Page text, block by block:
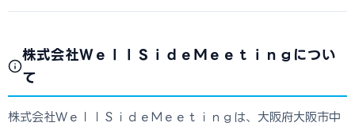
株式会社ＷｅｌｌＳｉｄｅＭｅｅｔｉｎｇについ
て
株式会社ＷｅｌｌＳｉｄｅＭｅｅｔｉｎｇは、大阪府大阪市中